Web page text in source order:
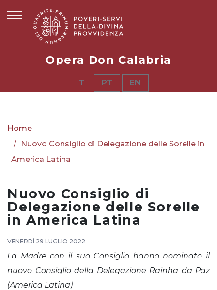
Opera Don Calabria
IT PT EN
Home
Nuovo Consiglio di Delegazione delle Sorelle in
America Latina
Nuovo Consiglio di
Delegazione delle Sorelle
in America Latina
VENERDÌ 29 LUGLIO 2022
La Madre con il suo Consiglio hanno nominato il
nuovo Consiglio della Delegazione Rainha da Paz
(America Latina)